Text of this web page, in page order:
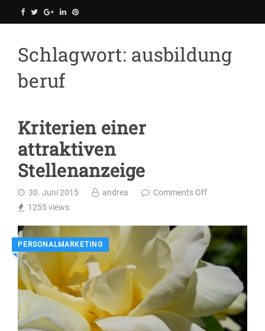
to
Schlagwort: ausbildung
beruf
Kriterien einer
attraktiven
Stellenanzeige
30. Juni 2015 andrea
Comments Off
1255views
PERSONALMARKETING
◥